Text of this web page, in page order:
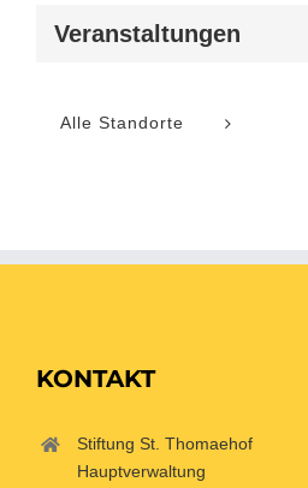
Veranstaltungen
Alle Standorte
KONTAKT
Stiftung St. Thomaehof
Hauptverwaltung